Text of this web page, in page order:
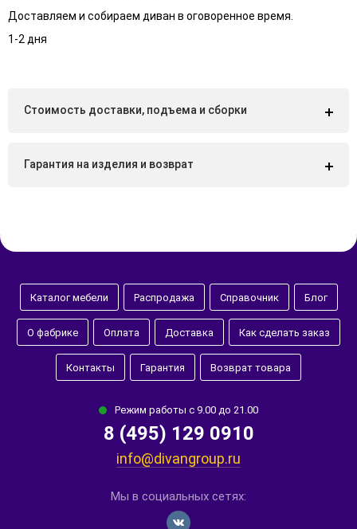
Доставляем и собираем диван в оговоренное время.
1-2 дня
Стоимость доставки, подъема и сборки
Гарантия на изделия и возврат
Каталог мебели Распродажа Справочник Блог
О фабрике Оплата Доставка Как сделать заказ
Контакты Гарантия Возврат товара
Режим работы с 9.00 до 21.00
8 (495) 129 0910
info@divangroup.ru
Мы в социальных сетях: